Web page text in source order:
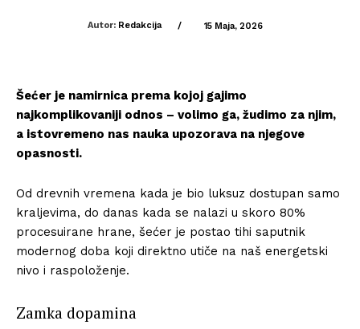
Autor: Redakcija / 15 Maja, 2026
Šećer je namirnica prema kojoj gajimo
najkomplikovaniji odnos – volimo ga, žudimo za njim,
a istovremeno nas nauka upozorava na njegove
opasnosti.
Od drevnih vremena kada je bio luksuz dostupan samo
kraljevima, do danas kada se nalazi u skoro 80%
procesuirane hrane, šećer je postao tihi saputnik
modernog doba koji direktno utiče na naš energetski
nivo i raspoloženje.
Zamka dopamina